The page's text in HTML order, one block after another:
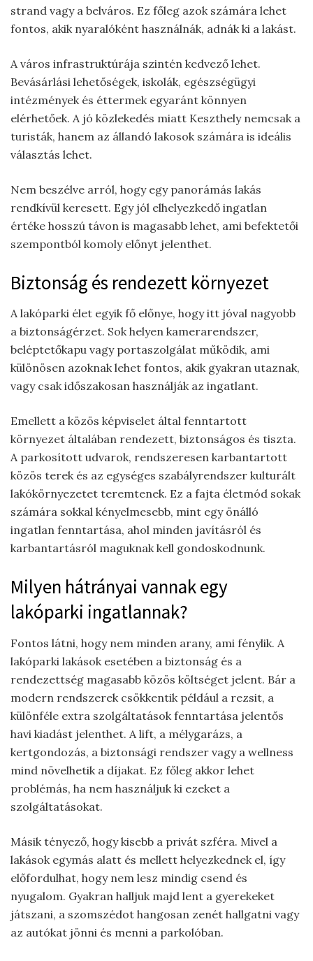
strand vagy a belváros. Ez főleg azok számára lehet
fontos, akik nyaralóként használnák, adnák ki a lakást.
A város infrastruktúrája szintén kedvező lehet.
Bevásárlási lehetőségek, iskolák, egészségügyi
intézmények és éttermek egyaránt könnyen
elérhetőek. A jó közlekedés miatt Keszthely nemcsak a
turisták, hanem az állandó lakosok számára is ideális
választás lehet.
Nem beszélve arról, hogy egy panorámás lakás
rendkívül keresett. Egy jól elhelyezkedő ingatlan
értéke hosszú távon is magasabb lehet, ami befektetői
szempontból komoly előnyt jelenthet.
Biztonság és rendezett környezet
A lakóparki élet egyik fő előnye, hogy itt jóval nagyobb
a biztonságérzet. Sok helyen kamerarendszer,
beléptetőkapu vagy portaszolgálat működik, ami
különösen azoknak lehet fontos, akik gyakran utaznak,
vagy csak időszakosan használják az ingatlant.
Emellett a közös képviselet által fenntartott
környezet általában rendezett, biztonságos és tiszta.
A parkosított udvarok, rendszeresen karbantartott
közös terek és az egységes szabályrendszer kulturált
lakókörnyezetet teremtenek. Ez a fajta életmód sokak
számára sokkal kényelmesebb, mint egy önálló
ingatlan fenntartása, ahol minden javításról és
karbantartásról maguknak kell gondoskodnunk.
Milyen hátrányai vannak egy
lakóparki ingatlannak?
Fontos látni, hogy nem minden arany, ami fénylik. A
lakóparki lakások esetében a biztonság és a
rendezettség magasabb közös költséget jelent. Bár a
modern rendszerek csökkentik például a rezsit, a
különféle extra szolgáltatások fenntartása jelentős
havi kiadást jelenthet. A lift, a mélygarázs, a
kertgondozás, a biztonsági rendszer vagy a wellness
mind növelhetik a díjakat. Ez főleg akkor lehet
problémás, ha nem használjuk ki ezeket a
szolgáltatásokat.
Másik tényező, hogy kisebb a privát szféra. Mivel a
lakások egymás alatt és mellett helyezkednek el, így
előfordulhat, hogy nem lesz mindig csend és
nyugalom. Gyakran halljuk majd lent a gyerekeket
játszani, a szomszédot hangosan zenét hallgatni vagy
az autókat jönni és menni a parkolóban.